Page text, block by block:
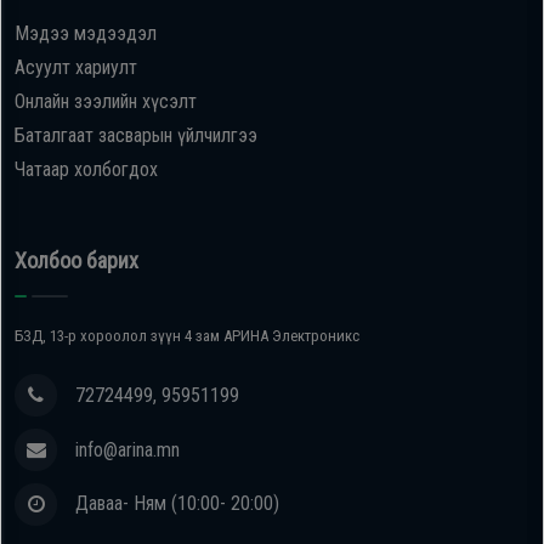
Oppo
Mi
Infinix
Huawei
Ухаалаг
Чихэвч
Мэдээ мэдээдэл
Асуулт хариулт
Онлайн зээлийн хүсэлт
Баталгаат засварын үйлчилгээ
Чатаар холбогдох
Холбоо барих
БЗД, 13-р хороолол зүүн 4 зам АРИНА Электроникс
72724499, 95951199
info@arina.mn
Даваа- Ням (10:00- 20:00)